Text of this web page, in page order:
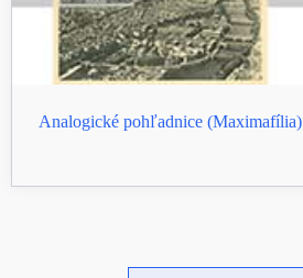
Analogické pohľadnice (Maximafília)